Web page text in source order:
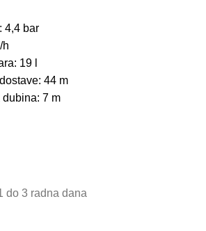
4,4 bar
h
19 l
44 m
7 m
do 3 radna dana